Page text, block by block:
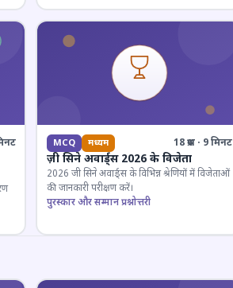
MCQ मध्यम 18 प्रश्न · 9 मिनट
ज़ी सिने अवार्ड्स 2026 के विजेता
2026 जी सिने अवार्ड्स के विभिन्न श्रेणियों में विजेताओं
की जानकारी परीक्षण करें।
पुरस्कार और सम्मान प्रश्नोत्तरी